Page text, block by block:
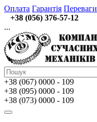
Оплата Гарантія Переваги
+38 (056) 376-57-12
...
+38 (067) 0000 - 109
+38 (095) 0000 - 109
+38 (073) 0000 - 109